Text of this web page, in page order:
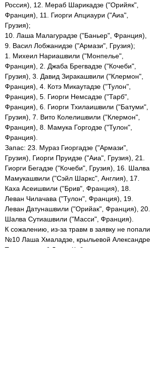
Россия), 12. Мераб Шарикадзе ("Орийяк",
Франция), 11. Гиорги Апциаури ("Аиа",
Грузия);
10. Лаша Малагурадзе ("Баньер", Франция),
9. Васил Лобжанидзе ("Армази", Грузия);
1. Михеил Нариашвили ("Монпелье",
Франция), 2. Джаба Брегвадзе ("Кочеби",
Грузия), 3. Давид Зиракашвили ("Клермон",
Франция), 4. Котэ Микаутадзе ("Тулон",
Франция), 5. Гиорги Немсадзе ("Тарб",
Франция), 6. Гиорги Тхилаишвили ("Батуми",
Грузия), 7. Вито Колелишвили ("Клермон",
Франция), 8. Мамука Горгодзе ("Тулон",
Франция).
Запас: 23. Мураз Гиоргадзе ("Армази",
Грузия), Гиорги Пруидзе ("Аиа", Грузия), 21.
Гиорги Бегадзе ("Кочеби", Грузия), 16. Шалва
Мамукашвили ("Сэйл Шаркс", Англия), 17.
Каха Асеишвили ("Брив", Франция), 18.
Леван Чилачава ("Тулон", Франция), 19.
Леван Датунашвили ("Орийак", Франция), 20.
Шалва Сутиашвили ("Масси", Франция).
К сожалению, из-за травм в заявку не попали
№10 Лаша Хмаладзе, крыльевой Александре
Тодуа и столб Давит Кубриашвили.